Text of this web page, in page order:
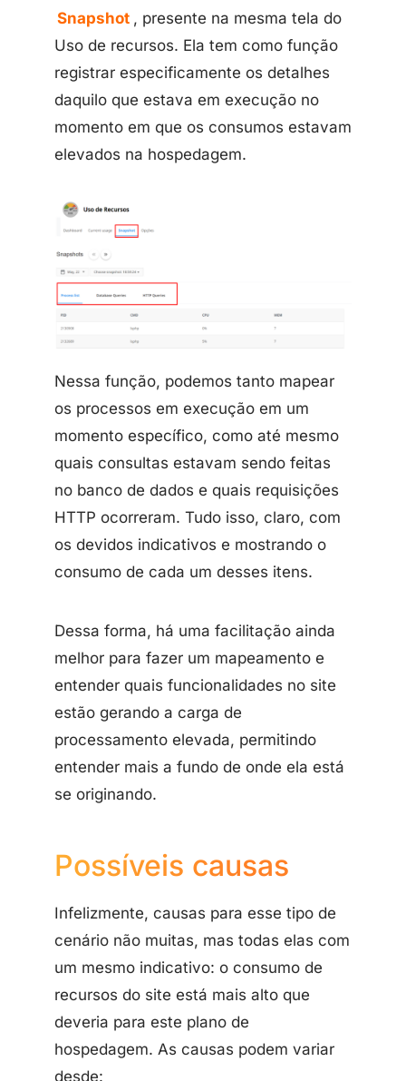
Snapshot , presente na mesma tela do
Uso de recursos. Ela tem como função
registrar especificamente os detalhes
daquilo que estava em execução no
momento em que os consumos estavam
elevados na hospedagem.
Nessa função, podemos tanto mapear
os processos em execução em um
momento específico, como até mesmo
quais consultas estavam sendo feitas
no banco de dados e quais requisições
HTTP ocorreram. Tudo isso, claro, com
os devidos indicativos e mostrando o
consumo de cada um desses itens.
Dessa forma, há uma facilitação ainda
melhor para fazer um mapeamento e
entender quais funcionalidades no site
estão gerando a carga de
processamento elevada, permitindo
entender mais a fundo de onde ela está
se originando.
Possíveis causas
Infelizmente, causas para esse tipo de
cenário não muitas, mas todas elas com
um mesmo indicativo: o consumo de
recursos do site está mais alto que
deveria para este plano de
hospedagem. As causas podem variar
desde: